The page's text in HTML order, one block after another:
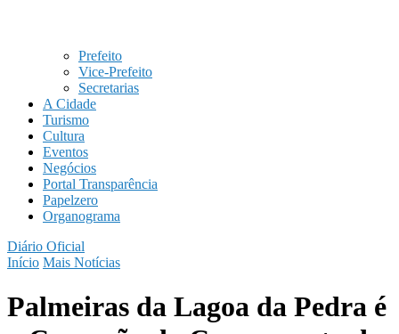
Prefeito
Vice-Prefeito
Secretarias
A Cidade
Turismo
Cultura
Eventos
Negócios
Portal Transparência
Papelzero
Organograma
Diário Oficial
Início Mais Notícias
Palmeiras da Lagoa da Pedra é